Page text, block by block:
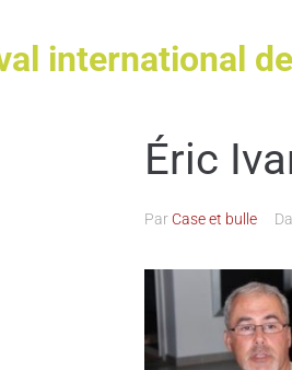
international
Éric
Par Case et bulle